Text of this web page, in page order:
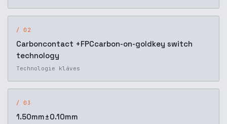
/ 02
Carboncontact +FPCcarbon-on-goldkey switch
technology
Technologie kláves
/ 03
1.50mm±0.10mm